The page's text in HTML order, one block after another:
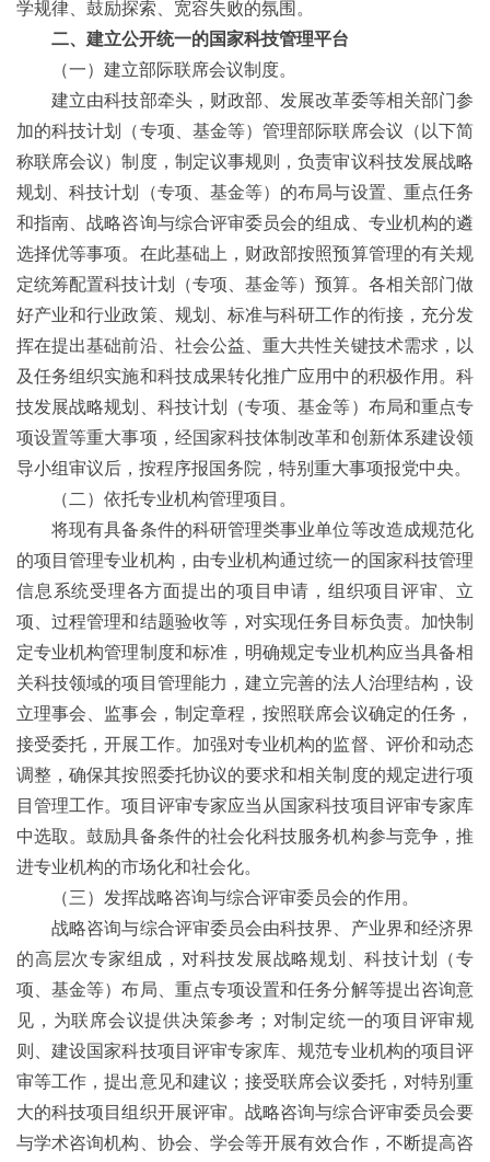
学规律、鼓励探索、宽容失败的氛围。
二、建立公开统一的国家科技管理平台
（一）建立部际联席会议制度。
建立由科技部牵头，财政部、发展改革委等相关部门参
加的科技计划（专项、基金等）管理部际联席会议（以下简
称联席会议）制度，制定议事规则，负责审议科技发展战略
规划、科技计划（专项、基金等）的布局与设置、重点任务
和指南、战略咨询与综合评审委员会的组成、专业机构的遴
选择优等事项。在此基础上，财政部按照预算管理的有关规
定统筹配置科技计划（专项、基金等）预算。各相关部门做
好产业和行业政策、规划、标准与科研工作的衔接，充分发
挥在提出基础前沿、社会公益、重大共性关键技术需求，以
及任务组织实施和科技成果转化推广应用中的积极作用。科
技发展战略规划、科技计划（专项、基金等）布局和重点专
项设置等重大事项，经国家科技体制改革和创新体系建设领
导小组审议后，按程序报国务院，特别重大事项报党中央。
（二）依托专业机构管理项目。
将现有具备条件的科研管理类事业单位等改造成规范化
的项目管理专业机构，由专业机构通过统一的国家科技管理
信息系统受理各方面提出的项目申请，组织项目评审、立
项、过程管理和结题验收等，对实现任务目标负责。加快制
定专业机构管理制度和标准，明确规定专业机构应当具备相
关科技领域的项目管理能力，建立完善的法人治理结构，设
立理事会、监事会，制定章程，按照联席会议确定的任务，
接受委托，开展工作。加强对专业机构的监督、评价和动态
调整，确保其按照委托协议的要求和相关制度的规定进行项
目管理工作。项目评审专家应当从国家科技项目评审专家库
中选取。鼓励具备条件的社会化科技服务机构参与竞争，推
进专业机构的市场化和社会化。
（三）发挥战略咨询与综合评审委员会的作用。
战略咨询与综合评审委员会由科技界、产业界和经济界
的高层次专家组成，对科技发展战略规划、科技计划（专
项、基金等）布局、重点专项设置和任务分解等提出咨询意
见，为联席会议提供决策参考；对制定统一的项目评审规
则、建设国家科技项目评审专家库、规范专业机构的项目评
审等工作，提出意见和建议；接受联席会议委托，对特别重
大的科技项目组织开展评审。战略咨询与综合评审委员会要
与学术咨询机构、协会、学会等开展有效合作，不断提高咨